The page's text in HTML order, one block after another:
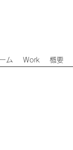
ム Work 概要